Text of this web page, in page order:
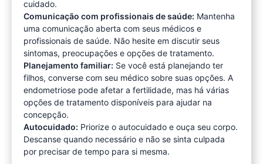
cuidado.
Comunicação com profissionais de saúde: Mantenha
uma comunicação aberta com seus médicos e
profissionais de saúde. Não hesite em discutir seus
sintomas, preocupações e opções de tratamento.
Planejamento familiar: Se você está planejando ter
filhos, converse com seu médico sobre suas opções. A
endometriose pode afetar a fertilidade, mas há várias
opções de tratamento disponíveis para ajudar na
concepção.
Autocuidado: Priorize o autocuidado e ouça seu corpo.
Descanse quando necessário e não se sinta culpada
por precisar de tempo para si mesma.